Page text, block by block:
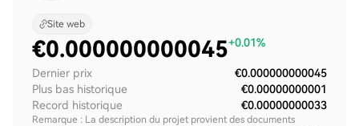
Site web
€0.000000000045+0.01%
Dernier prix
€0.000000000045
Plus bas historique
€0.00000000001
Record historique
€0.00000000033
Remarque : La description du projet provient des documents